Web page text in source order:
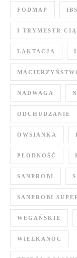
FODMAP IBS
I TRYMESTR
LAKTACJA
NADWAGA
ODCHUDZANIE
OWSIANKA
PŁODNOŚĆ
SANPROBI
SANPROBI
WEGAŃSKIE
WIELKANOC